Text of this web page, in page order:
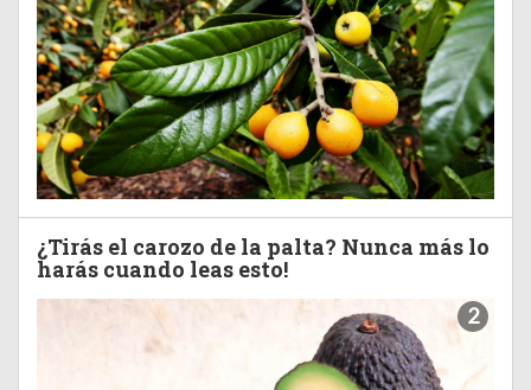
¿Tirás el carozo de la palta? Nunca más lo
harás cuando leas esto!
2